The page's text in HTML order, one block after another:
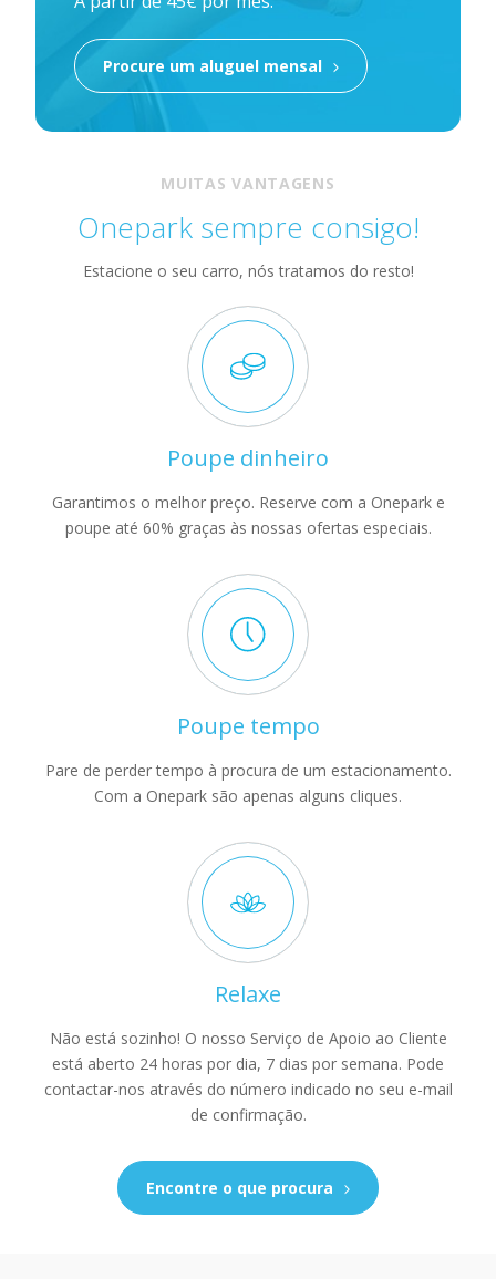
Procure um aluguel mensal
MUITAS VANTAGENS
Onepark sempre consigo!
Estacione o seu carro, nós tratamos do resto!
Poupe dinheiro
Garantimos o melhor preço. Reserve com a Onepark e
poupe até 60% graças às nossas ofertas especiais.
Poupe tempo
Pare de perder tempo à procura de um estacionamento.
Com a Onepark são apenas alguns cliques.
Relaxe
Não está sozinho! O nosso Serviço de Apoio ao Cliente
está aberto 24 horas por dia, 7 dias por semana. Pode
contactar-nos através do número indicado no seu e-mail
de confirmação.
Encontre o que procura